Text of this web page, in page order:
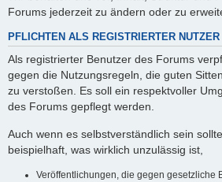
Forums jederzeit zu ändern oder zu
PFLICHTEN ALS REGISTRIERTER NUTZER
Als registrierter Benutzer des Forums
gegen die Nutzungsregeln, die guten
zu verstoßen. Es soll ein respektvoller
des Forums gepflegt werden.
Auch wenn es selbstverständlich sein
beispielhaft, was wirklich unzulässig ist,
Veröffentlichungen, die gegen gesetzliche